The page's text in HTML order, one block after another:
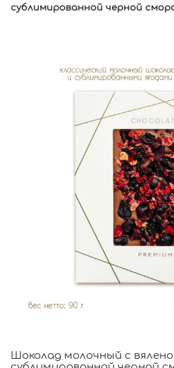
сублимированной черной
Шоколад молочный с